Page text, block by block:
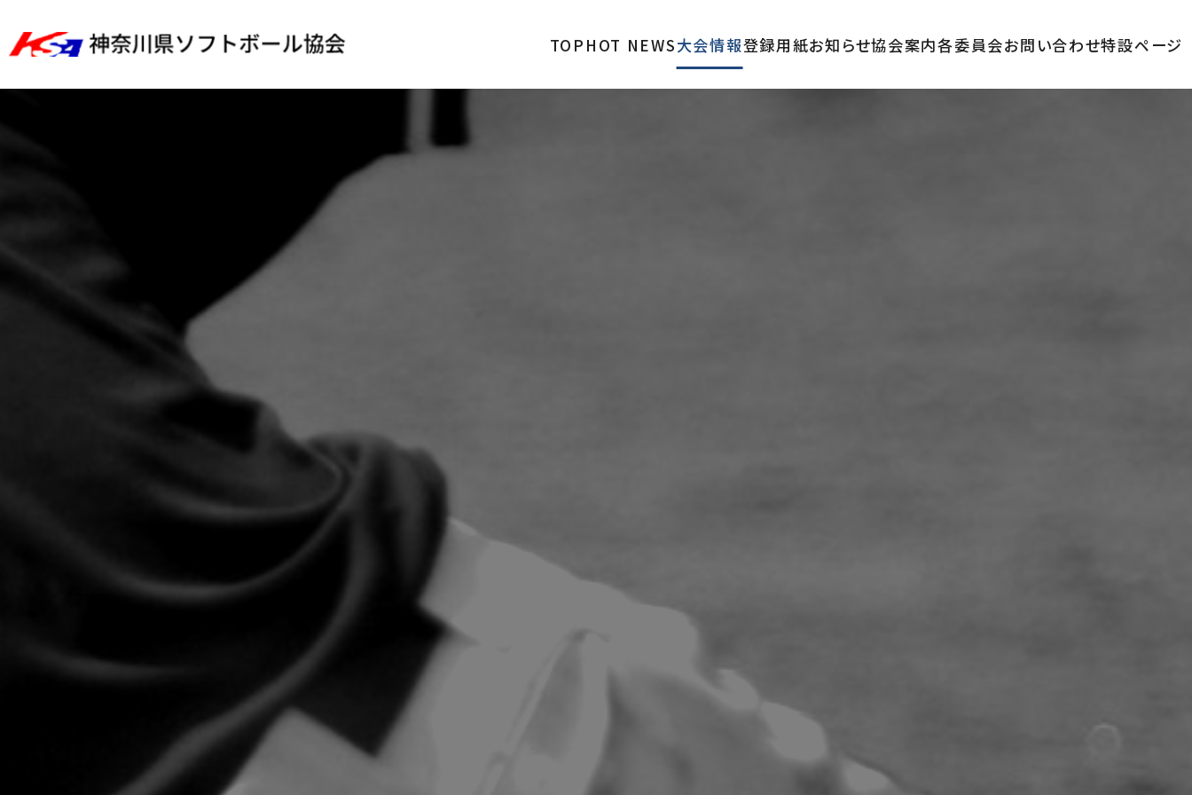
TOP HOT NEWS大会情報登録用紙お知らせ協会案内各委員会お問い合わせ特設ページ